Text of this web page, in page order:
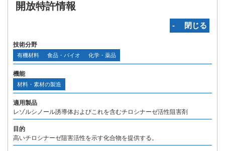
開放特許情報
‐ 閉じる
技術分野
有機材料 食品・バイオ 化学・薬品
機能
材料・素材の製造
適用製品
レゾルシノール誘導体およびこれを含むチロシナーゼ活性阻害剤
目的
高いチロシナーゼ阻害活性を示す化合物を提供する。